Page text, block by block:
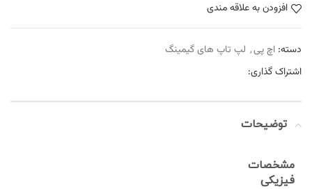
افزودن به علاقه مندی
دسته: اچ پی, لپ تاپ های گیمینگ
اشتراک گذاری:
توضیحات
مشخصات
فیزیکی